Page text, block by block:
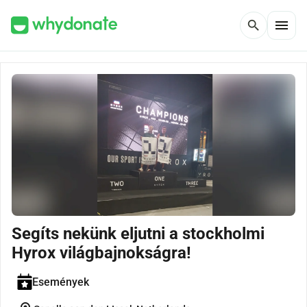
search menu
Segíts nekünk eljutni a stockholmi
Hyrox világbajnokságra!
Események